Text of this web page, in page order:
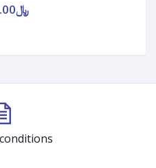
﷼51.00